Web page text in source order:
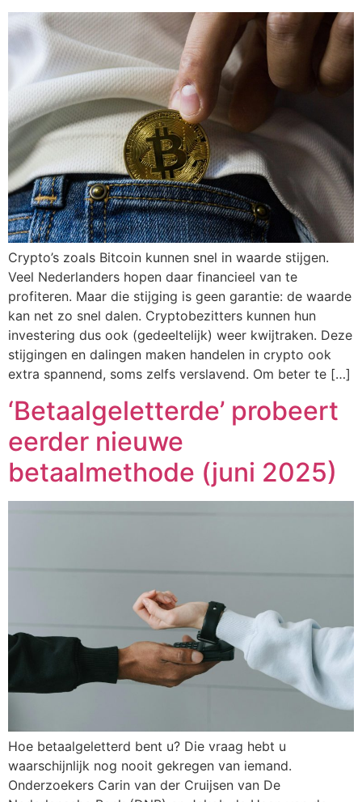
Crypto’s zoals Bitcoin kunnen snel in waarde stijgen.
Veel Nederlanders hopen daar financieel van te
profiteren. Maar die stijging is geen garantie: de waarde
kan net zo snel dalen. Cryptobezitters kunnen hun
investering dus ook (gedeeltelijk) weer kwijtraken. Deze
stijgingen en dalingen maken handelen in crypto ook
extra spannend, soms zelfs verslavend. Om beter te […]
‘Betaalgeletterde’ probeert
eerder nieuwe
betaalmethode (juni 2025)
Hoe betaalgeletterd bent u? Die vraag hebt u
waarschijnlijk nog nooit gekregen van iemand.
Onderzoekers Carin van der Cruijsen van De